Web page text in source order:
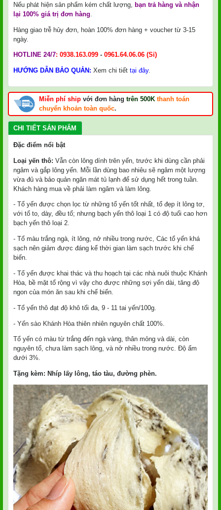
Nếu phát hiện sản phẩm kém chất lượng,
bạn trả hàng và nhận
lại 100% giá trị đơn hàng
Hàng giao trễ hủy đơn, hoàn 100% đơn hàng + voucher từ 3-15
ngày.
HOTLINE 24/7: 0938.163.099 - 0961.64.06.06 (Sỉ)
HƯỚNG DẪN BẢO QUẢN: Xem chi tiết tại đây.
Miễn phí ship với đơn hàng trên 500K thanh toán
chuyển khoản toàn quốc.
CHI TIẾT SẢN PHẨM
Đặc điểm nổi bật
Loại yến thô: Vẫn còn lông dính trên yến, trước khi dùng cần phải
ngâm và gắp lông yến. Mỗi lần dùng bao nhiêu sẽ ngâm một lượng
vừa đủ và bảo quản ngăn mát tủ lạnh để sử dụng hết trong tuần.
Khách hàng mua về phải làm ngâm và làm lông.
- Tổ yến được chọn lọc từ những tổ yến tốt nhất, tổ đẹp ít lông tơ,
với tổ to, dày, đều tổ; nhưng bạch yến thô loại 1 có độ tuổi cao hơn
bạch yến thô loại 2.
- Tổ màu trắng ngà, ít lông, nở nhiều trong nước, Các tổ yến khá
sạch nên giảm được đáng kể thời gian làm sạch trước khi chế
biến.
- Tổ yến được khai thác và thu hoạch tại các nhà nuôi thuộc Khánh
Hòa, bề mặt tổ rộng vì vậy cho được những sợi yến dài, tăng độ
ngon của món ăn sau khi chế biến.
- Tổ yến thô đạt độ khô tối đa, 9 - 11 tai yến/100g.
- Yến sào Khánh Hòa thiên nhiên nguyên chất 100%.
Tổ yến có màu từ trắng đến ngà vàng, thân mỏng và dài, còn
nguyên tổ, chưa làm sạch lông, và nở nhiều trong nước. Độ ẩm
dưới 3%.
Tặng kèm: Nhíp lấy lông, táo tàu, đường phèn.